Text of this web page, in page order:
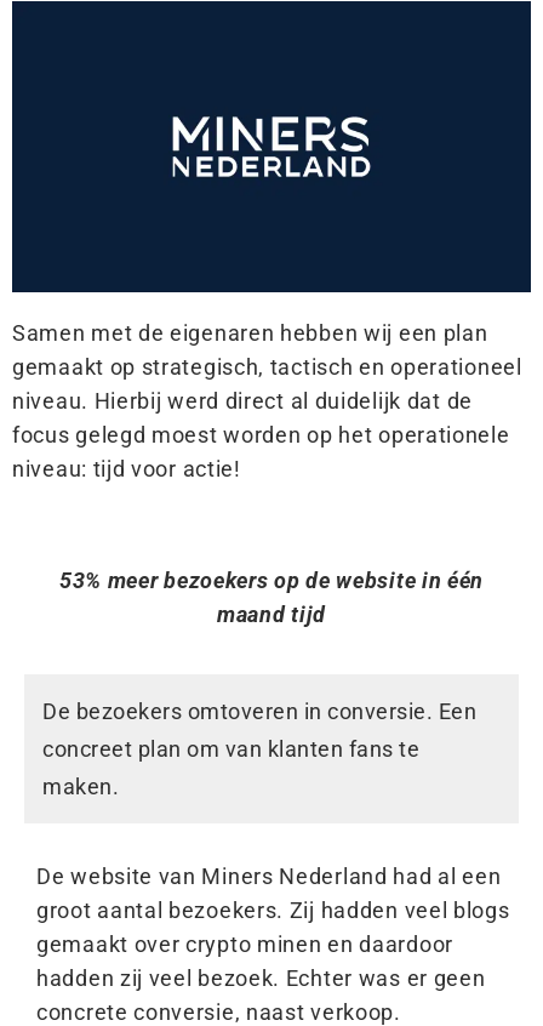
Samen met de eigenaren hebben wij een plan
gemaakt op strategisch, tactisch en operationeel
niveau. Hierbij werd direct al duidelijk dat de
focus gelegd moest worden op het operationele
niveau: tijd voor actie!
53% meer bezoekers op de website in één
maand tijd
De bezoekers omtoveren in conversie. Een
concreet plan om van klanten fans te
maken.
De website van Miners Nederland had al een
groot aantal bezoekers. Zij hadden veel blogs
gemaakt over crypto minen en daardoor
hadden zij veel bezoek. Echter was er geen
concrete conversie, naast verkoop.